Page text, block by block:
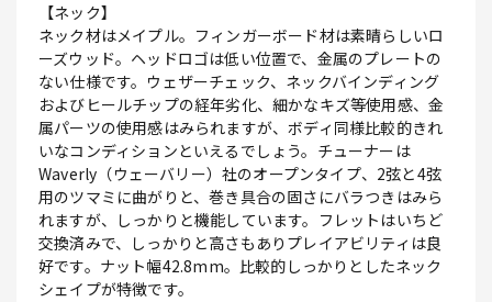
【ネック】
ネック材はメイプル。フィンガーボード材は素晴らしいロ
ーズウッド。ヘッドロゴは低い位置で、金属のプレートの
ない仕様です。ウェザーチェック、ネックバインディング
およびヒールチップの経年劣化、細かなキズ等使用感、金
属パーツの使用感はみられますが、ボディ同様比較的きれ
いなコンディションといえるでしょう。チューナーは
Waverly（ウェーバリー）社のオープンタイプ、2弦と4弦
用のツマミに曲がりと、巻き具合の固さにバラつきはみら
れますが、しっかりと機能しています。フレットはいちど
交換済みで、しっかりと高さもありプレイアビリティは良
好です。ナット幅42.8mm。比較的しっかりとしたネック
シェイプが特徴です。